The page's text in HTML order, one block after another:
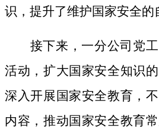
识，提升了维护国家安全的
接下来，一分公司党
活动，扩大国家安全知识
深入开展国家安全教育，
内容，推动国家安全教育